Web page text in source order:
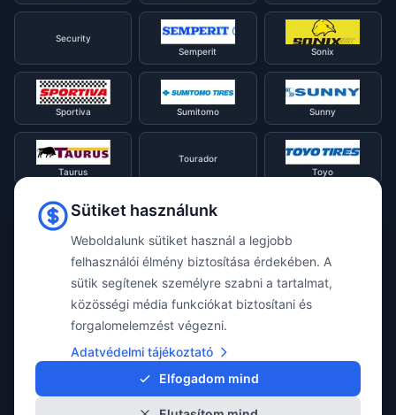
Security
Semperit
Sonix
Sportiva Sumitomo Sunny
Taurus
Tourador
Toyo
Tracmax
Uniroyal
Viking Voyager
Vredestein
Sütiket használunk
Weboldalunk sütiket használ a legjobb
felhasználói élmény biztosítása érdekében. A
sütik segítenek személyre szabni a tartalmat,
közösségi média funkciókat biztosítani és
forgalomelemzést végezni.
Adatvédelmi tájékoztató
Elfogadom mind